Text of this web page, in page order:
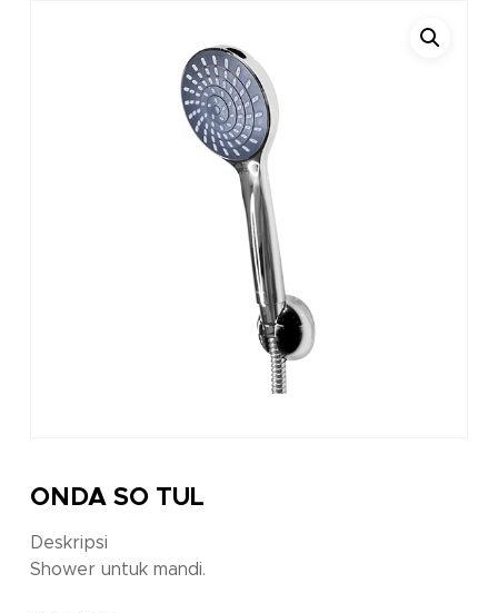
ONDA SO TUL
Deskripsi
Shower untuk mandi.